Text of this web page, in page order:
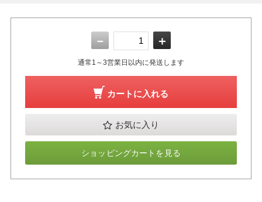
－ ＋
通常1～3営業日以内に発送します
カートに入れる
お気に入り
ショッピングカートを見る